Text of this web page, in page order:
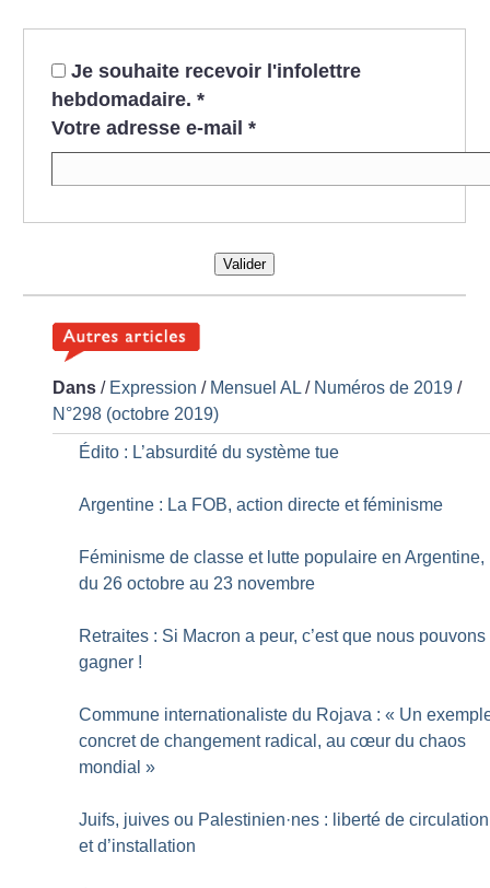
Je souhaite recevoir l'infolettre
hebdomadaire. *
Votre adresse e-mail *
Valider
Dans / Expression / Mensuel AL / Numéros de 2019 /
N°298 (octobre 2019)
Édito : L’absurdité du système tue
Argentine : La FOB, action directe et féminisme
Féminisme de classe et lutte populaire en Argentine,
du 26 octobre au 23 novembre
Retraites : Si Macron a peur, c’est que nous pouvons
gagner !
Commune internationaliste du Rojava : « Un
concret de changement radical, au cœur du chaos
mondial »
Juifs, juives ou Palestinien·nes : liberté de circulation
et d’installation